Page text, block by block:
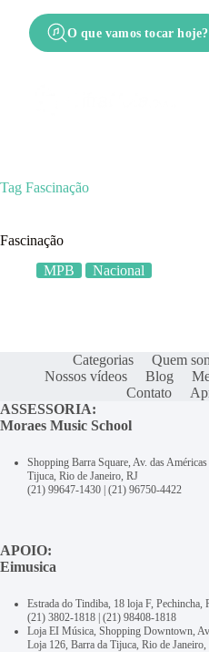
O que vamos tocar hoje?
Tag Fascinação
Fascinação
MPB
Nacional
Categorias Quem
Nossos vídeos
Blog
Contato
ASSESSORIA:
Moraes Music School
Shopping Barra Square, Av. das
Tijuca, Rio de Janeiro, RJ
(21) 99647-1430 | (21) 96750-4422
APOIO:
Eimusica
Estrada do Tindiba, 18 loja F, Pechincha,
(21) 3802-1818 | (21) 98408-1818
Loja EI Música, Shopping Downtown,
Loja 126, Barra da Tijuca, Rio de Janeiro,